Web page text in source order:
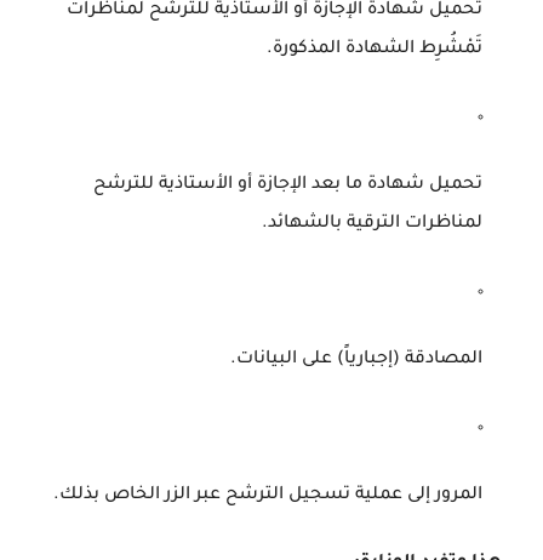
تحميل شهادة الإجازة أو الأستاذية للترشح لمناظرات
تَمْشُرِط الشهادة المذكورة.
تحميل شهادة ما بعد الإجازة أو الأستاذية للترشح
لمناظرات الترقية بالشهائد.
المصادقة (إجبارياً) على البيانات.
المرور إلى عملية تسجيل الترشح عبر الزر الخاص بذلك.